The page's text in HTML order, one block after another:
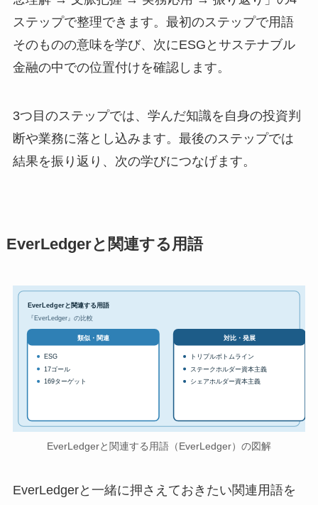
ステップで整理できます。最初のステップで用語
そのものの意味を学び、次にESGとサステナブル
金融の中での位置付けを確認します。
3つ目のステップでは、学んだ知識を自身の投資判
断や業務に落とし込みます。最後のステップでは
結果を振り返り、次の学びにつなげます。
EverLedgerと関連する用語
EverLedgerと関連する用語
『EverLedger』の比較
類似・関連
ESG
17ゴール
169ターゲット
対比・発展
トリプルボトムライン
ステークホルダー資本主義
シェアホルダー資本主義
EverLedgerと関連する用語（EverLedger）の図解
EverLedgerと一緒に押さえておきたい関連用語を